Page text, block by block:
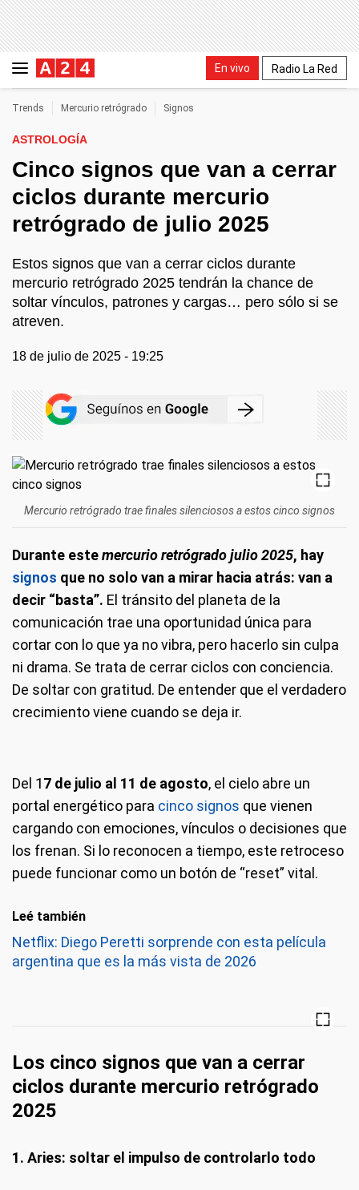
En vivo Radio La Red
Trends Mercurio retrógrado Signos
ASTROLOGÍA
Cinco signos que van a cerrar
ciclos durante mercurio
retrógrado de julio 2025
Estos signos que van a cerrar ciclos durante
mercurio retrógrado 2025 tendrán la chance de
soltar vínculos, patrones y cargas… pero sólo si se
atreven.
18 de julio de 2025 - 19:25
Mercurio retrógrado trae finales silenciosos a estos cinco signos
Durante estemercurio retrógrado julio 2025, hay
signos que no solo van a mirar hacia atrás: van a
decir “basta”. El tránsito del planeta de la
comunicación trae una oportunidad única para
cortar con lo que ya no vibra, pero hacerlo sin culpa
ni drama. Se trata de cerrar ciclos con conciencia.
De soltar con gratitud. De entender que el verdadero
crecimiento viene cuando se deja ir.
Del 17 de julio al 11 de agosto, el cielo abre un
portal energético para cinco signos que vienen
cargando con emociones, vínculos o decisiones que
los frenan. Si lo reconocen a tiempo, este retroceso
puede funcionar como un botón de “reset” vital.
Leé también
Netflix: Diego Peretti sorprende con esta película
argentina que es la más vista de 2026
Los cinco signos que van a cerrar
ciclos durante mercurio retrógrado
2025
1. Aries: soltar el impulso de controlarlo todo